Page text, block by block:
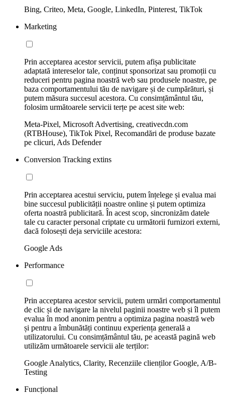
Bing, Criteo, Meta, Google, LinkedIn, Pinterest, TikTok
Marketing
Prin acceptarea acestor servicii, putem afișa publicitate
adaptată intereselor tale, conținut sponsorizat sau promoții cu
reduceri pentru pagina noastră web sau produsele noastre, pe
baza comportamentului tău de navigare și de cumpărături, și
putem măsura succesul acestora. Cu consimțământul tău,
folosim următoarele servicii terțe pe acest site web:
Meta-Pixel, Microsoft Advertising, creativecdn.com
(RTBHouse), TikTok Pixel, Recomandări de produse bazate
pe clicuri, Ads Defender
Conversion Tracking extins
Prin acceptarea acestui serviciu, putem înțelege și evalua mai
bine succesul publicității noastre online și putem optimiza
oferta noastră publicitară. În acest scop, sincronizăm datele
tale cu caracter personal criptate cu următorii furnizori externi,
dacă folosești deja serviciile acestora:
Google Ads
Performance
Prin acceptarea acestor servicii, putem urmări comportamentul
de clic și de navigare la nivelul paginii noastre web și îl putem
evalua în mod anonim pentru a optimiza pagina noastră web
și pentru a îmbunătăți continuu experiența generală a
utilizatorului. Cu consimțământul tău, pe această pagină web
utilizăm următoarele servicii ale terților:
Google Analytics, Clarity, Recenziile clienților Google, A/B-
Testing
Funcțional